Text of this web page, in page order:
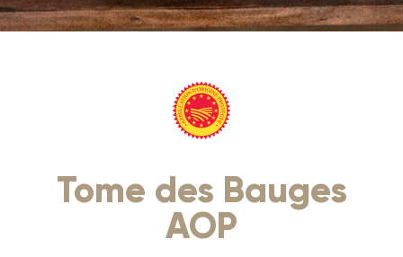
Tome des Bauges
AOP